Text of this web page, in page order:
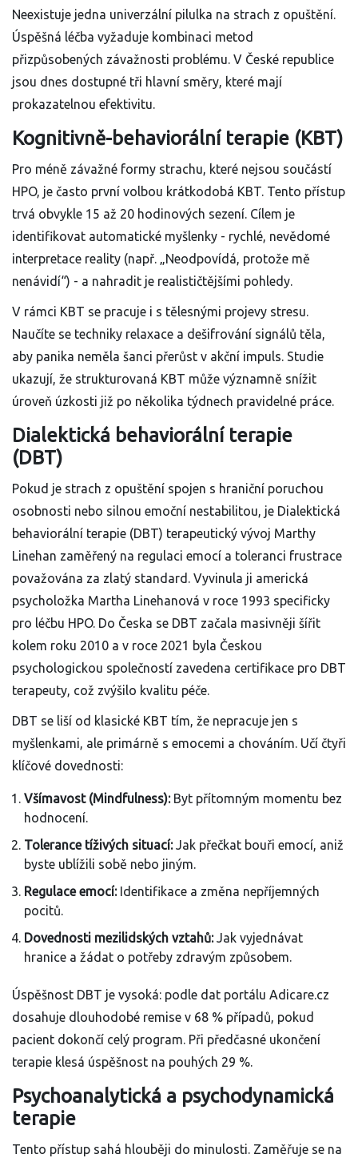
Neexistuje jedna univerzální pilulka na strach z opuštění.
Úspěšná léčba vyžaduje kombinaci metod
přizpůsobených závažnosti problému. V České republice
jsou dnes dostupné tři hlavní směry, které mají
prokazatelnou efektivitu.
Kognitivně-behaviorální terapie (KBT)
Pro méně závažné formy strachu, které nejsou součástí
HPO, je často první volbou krátkodobá KBT. Tento přístup
trvá obvykle 15 až 20 hodinových sezení. Cílem je
identifikovat automatické myšlenky - rychlé, nevědomé
interpretace reality (např. „Neodpovídá, protože mě
nenávidí“) - a nahradit je realističtějšími pohledy.
V rámci KBT se pracuje i s tělesnými projevy stresu.
Naučíte se techniky relaxace a dešifrování signálů těla,
aby panika neměla šanci přerůst v akční impuls. Studie
ukazují, že strukturovaná KBT může významně snížit
úroveň úzkosti již po několika týdnech pravidelné práce.
Dialektická behaviorální terapie
(DBT)
Pokud je strach z opuštění spojen s hraniční poruchou
osobnosti nebo silnou emoční nestabilitou, je Dialektická
behaviorální terapie (DBT) terapeutický vývoj Marthy
Linehan zaměřený na regulaci emocí a toleranci frustrace
považována za zlatý standard. Vyvinula ji americká
psycholožka Martha Linehanová v roce 1993 specificky
pro léčbu HPO. Do Česka se DBT začala masivněji šířit
kolem roku 2010 a v roce 2021 byla Českou
psychologickou společností zavedena certifikace pro DBT
terapeuty, což zvýšilo kvalitu péče.
DBT se liší od klasické KBT tím, že nepracuje jen s
myšlenkami, ale primárně s emocemi a chováním. Učí čtyři
klíčové dovednosti:
Všímavost (Mindfulness):Byt přítomným momentu bez
hodnocení.
Tolerance tíživých situací:Jak přečkat bouři emocí, aniž
byste ublížili sobě nebo jiným.
Regulace emocí:Identifikace a změna nepříjemných
pocitů.
Dovednosti mezilidských vztahů:Jak vyjednávat
hranice a žádat o potřeby zdravým způsobem.
Úspěšnost DBT je vysoká: podle dat portálu Adicare.cz
dosahuje dlouhodobé remise v 68 % případů, pokud
pacient dokončí celý program. Při předčasné ukončení
terapie klesá úspěšnost na pouhých 29 %.
Psychoanalytická a psychodynamická
terapie
Tento přístup sahá hlouběji do minulosti. Zaměřuje se na